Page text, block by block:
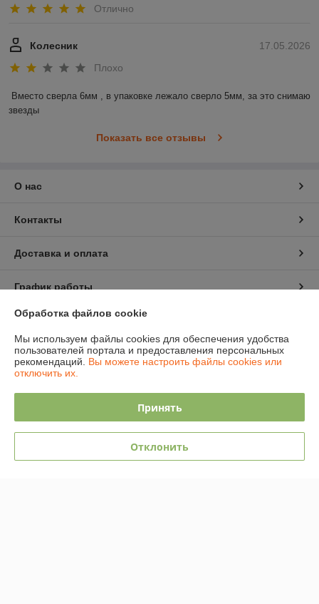
Отлично
17.05.2026
Колесник
Плохо
Вместо сверла 6мм , в упаковке лежало сверло 5мм, за это снимаю
звезды
Показать все отзывы
О нас
Контакты
Доставка и оплата
График работы
Полная версия сайта
Политика обработки cookies
Обработка файлов cookie
Мы используем файлы cookies для обеспечения удобства
пользователей портала и предоставления персональных
рекомендаций. Вы можете настроить файлы cookies или
отключить их.
Принять
Отклонить